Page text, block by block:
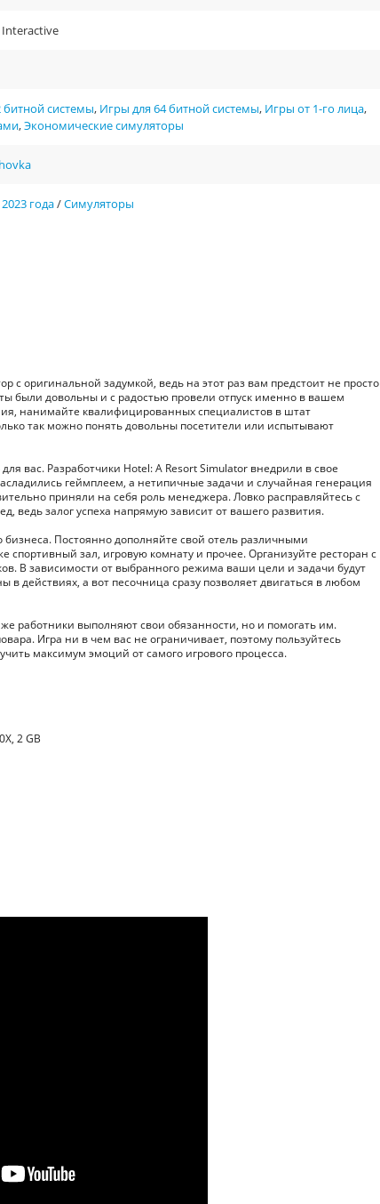
Interactive
битной системы, Игры для 64 битной системы, Игры от 1-го лица,
,Экономические симуляторы
года/Симуляторы
с оригинальной задумкой, ведь на этот раз вам предстоит не просто
были довольны и с радостью провели отпуск именно в вашем
нанимайте квалифицированных специалистов в штат
так можно понять довольны посетители или испытывают
вас. Разработчики Hotel: A Resort Simulator внедрили в свое
геймплеем, а нетипичные задачи и случайная генерация
приняли на себя роль менеджера. Ловко расправляйтесь с
ведь залог успеха напрямую зависит от вашего развития.
бизнеса. Постоянно дополняйте свой отель различными
зал, игровую комнату и прочее. Организуйте ресторан с
В зависимости от выбранного режима ваши цели и задачи будут
действиях, а вот песочница сразу позволяет двигаться в любом
работники выполняют свои обязанности, но и помогать им.
Игра ни в чем вас не ограничивает, поэтому пользуйтесь
максимум эмоций от самого игрового процесса.
2 GB